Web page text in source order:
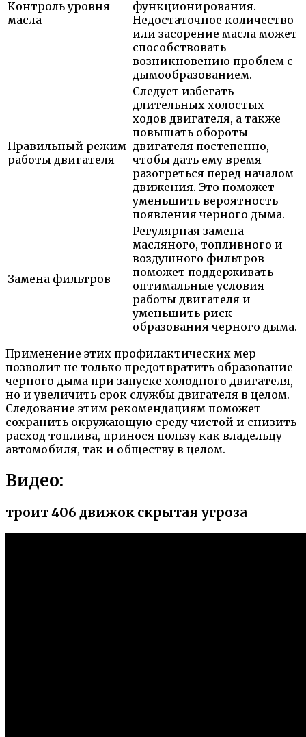
Контроль уровня
масла
функционирования.
Недостаточное количество
или засорение масла может
способствовать
возникновению проблем с
дымообразованием.
Правильный режим
работы двигателя
Следует избегать
длительных холостых
ходов двигателя, а также
повышать обороты
двигателя постепенно,
чтобы дать ему время
разогреться перед началом
движения. Это поможет
уменьшить вероятность
появления черного дыма.
Замена фильтров
Регулярная замена
масляного, топливного и
воздушного фильтров
поможет поддерживать
оптимальные условия
работы двигателя и
уменьшить риск
образования черного дыма.
Применение этих профилактических мер
позволит не только предотвратить образование
черного дыма при запуске холодного двигателя,
но и увеличить срок службы двигателя в целом.
Следование этим рекомендациям поможет
сохранить окружающую среду чистой и снизить
расход топлива, принося пользу как владельцу
автомобиля, так и обществу в целом.
Видео:
троит 406 движок скрытая угроза